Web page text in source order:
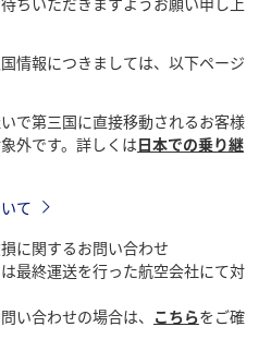
情報につきましては、以下ページ
で第三国に直接移動されるお客様
外です。詳しくは日本での乗り継
て
に関するお問い合わせ
最終運送を行った航空会社にて対
い合わせの場合は、 こちらをご確